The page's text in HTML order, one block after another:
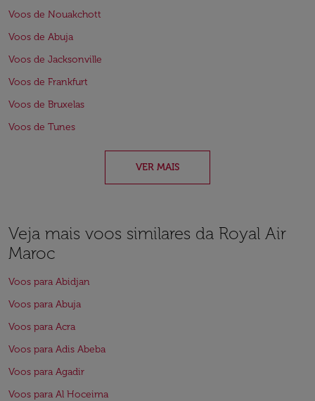
Voos de Nouakchott
Voos de Abuja
Voos de Jacksonville
Voos de Frankfurt
Voos de Bruxelas
Voos de Tunes
VER MAIS
Veja mais voos similares da Royal Air
Maroc
Voos para Abidjan
Voos para Abuja
Voos para Acra
Voos para Adis Abeba
Voos para Agadir
Voos para Al Hoceima